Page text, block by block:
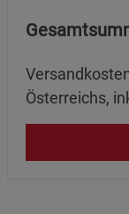
Österreichs,